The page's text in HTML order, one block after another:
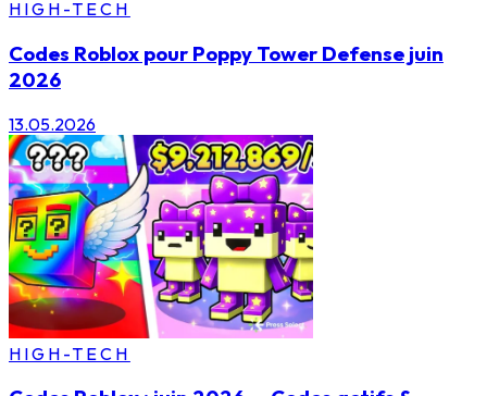
HIGH-TECH
Codes Roblox pour Poppy Tower Defense juin
2026
13.05.2026
HIGH-TECH